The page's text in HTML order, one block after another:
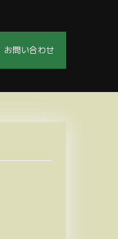
お問い合わせ